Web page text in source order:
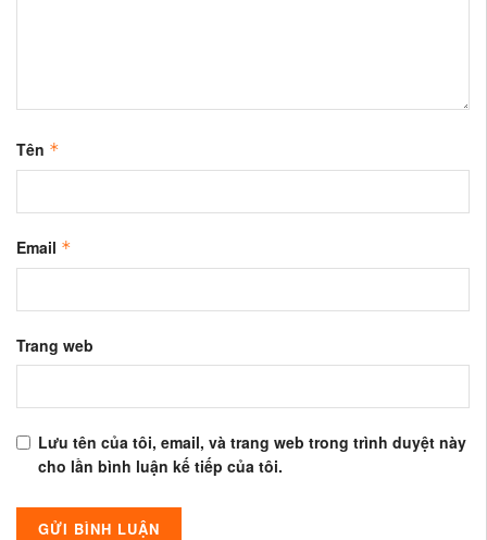
Tên *
Email *
Trang web
Lưu tên của tôi, email, và trang web trong trình duyệt này
cho lần bình luận kế tiếp của tôi.